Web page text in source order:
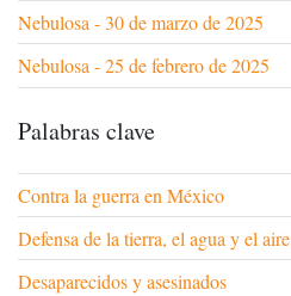
Nebulosa - 30 de marzo de 2025
Nebulosa - 25 de febrero de 2025
Palabras clave
Contra la guerra en México
Defensa de la tierra, el agua y el aire
Desaparecidos y asesinados